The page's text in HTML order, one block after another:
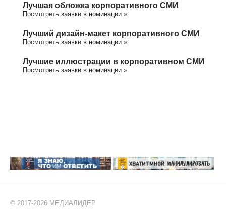
Лучшая обложка корпоративного СМИ
Посмотреть заявки в номинации »
Лучший дизайн-макет корпоративного СМИ
Посмотреть заявки в номинации »
Лучшие иллюстрации в корпоративном СМИ
Посмотреть заявки в номинации »
© 2017-2026 МЕДИАЛИДЕР